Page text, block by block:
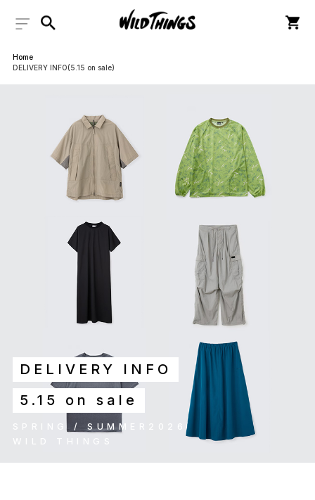
Home
DELIVERY INFO(5.15 on sale)
DELIVERY INFO
5.15 on sale
SPRING / SUMMER2026
WILD THINGS